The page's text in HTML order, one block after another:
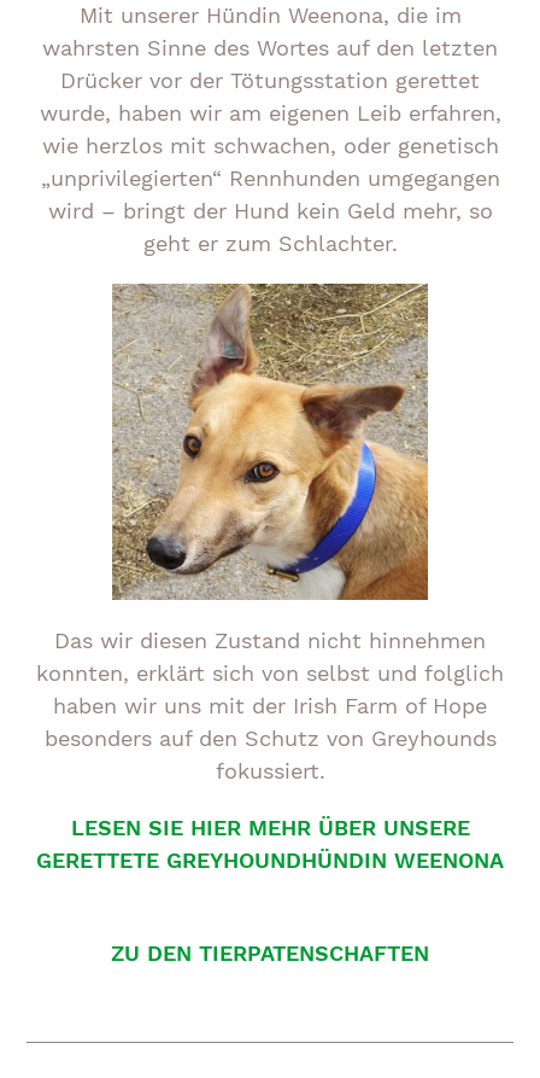
Mit unserer Hündin Weenona, die im
wahrsten Sinne des Wortes auf den letzten
Drücker vor der Tötungsstation gerettet
wurde, haben wir am eigenen Leib erfahren,
wie herzlos mit schwachen, oder genetisch
„unprivilegierten“ Rennhunden umgegangen
wird – bringt der Hund kein Geld mehr, so
geht er zum Schlachter.
Das wir diesen Zustand nicht hinnehmen
konnten, erklärt sich von selbst und folglich
haben wir uns mit der Irish Farm of Hope
besonders auf den Schutz von Greyhounds
fokussiert.
LESEN SIE HIER MEHR ÜBER UNSERE
GERETTETE GREYHOUNDHÜNDIN WEENONA
ZU DEN TIERPATENSCHAFTEN